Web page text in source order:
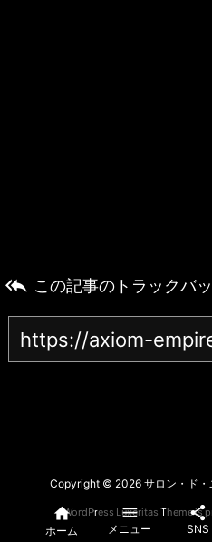
 この記事のトラックバ
Copyright © 2026 サロン・ド・
WordPress Luxeritas Theme is

ホーム

メニュー

SNS